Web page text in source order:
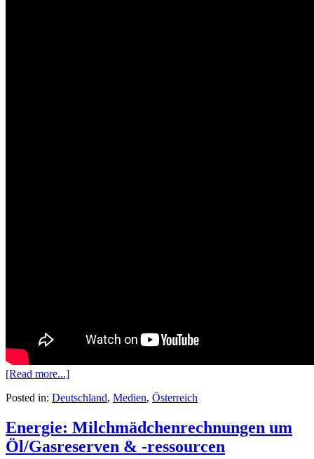
[Read more...]
Posted in: Deutschland, Medien, Österreich
Energie: Milchmädchenrechnungen um
Öl/Gasreserven & -ressourcen